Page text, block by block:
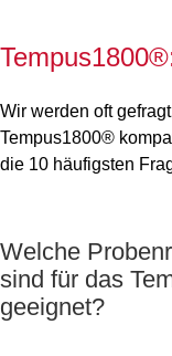
Wir werden oft
Tempus1800®
die 10 häufigsten
Welche
sind für das
geeignet?